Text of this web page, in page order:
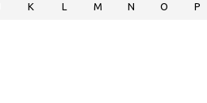
K L M N O P